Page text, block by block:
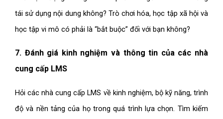
tái sử dụng nội dung không? Trò chơi hóa, học tập xã hội và
học tập vi mô có phải là “bắt buộc” đối với bạn không?
7. Đánh giá kinh nghiệm và thông tin của các nhà
cung cấp LMS
Hỏi các nhà cung cấp LMS về kinh nghiệm, bộ kỹ năng, trình
độ và nền tảng của họ trong quá trình lựa chọn. Tìm kiếm